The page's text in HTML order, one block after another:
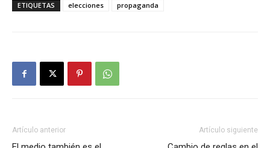
ETIQUETAS elecciones propaganda
Artículo anterior Artículo siguiente